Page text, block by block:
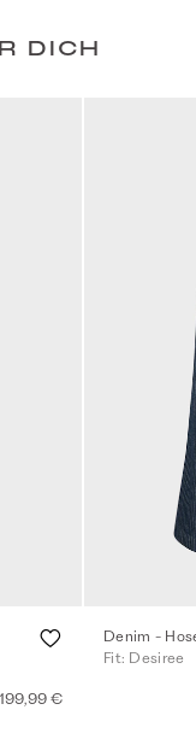
DICH
199,99 €
Denim -
Fit: Desiree